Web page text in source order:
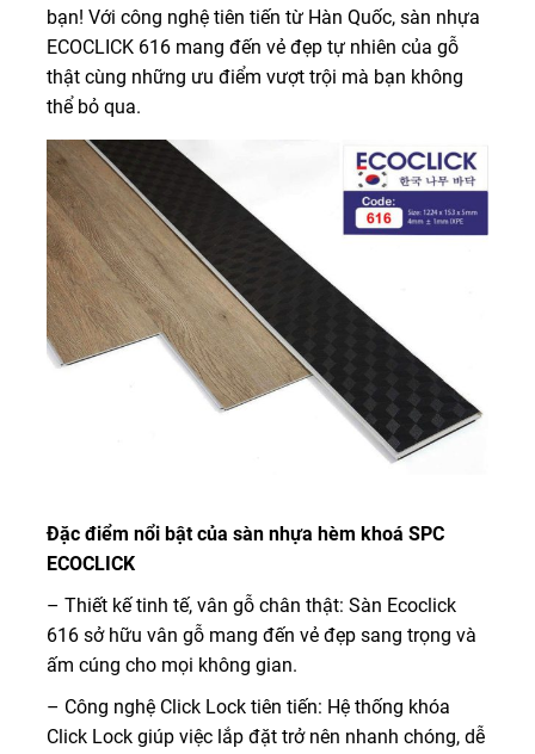
bạn! Với công nghệ tiên tiến từ Hàn Quốc, sàn nhựa
ECOCLICK 616 mang đến vẻ đẹp tự nhiên của gỗ
thật cùng những ưu điểm vượt trội mà bạn không
thể bỏ qua.
Đặc điểm nổi bật của sàn nhựa hèm khoá SPC
ECOCLICK
– Thiết kế tinh tế, vân gỗ chân thật: Sàn Ecoclick
616 sở hữu vân gỗ mang đến vẻ đẹp sang trọng và
ấm cúng cho mọi không gian.
– Công nghệ Click Lock tiên tiến: Hệ thống khóa
Click Lock giúp việc lắp đặt trở nên nhanh chóng, dễ